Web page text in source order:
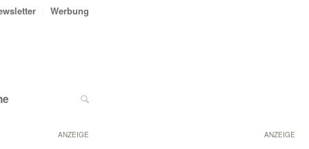
ANZEIGE
Werbung
ANZEIGE